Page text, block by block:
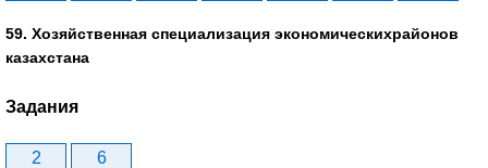
59. Хозяйственная специализация экономическихрайонов
казахстана
Задания
2 6